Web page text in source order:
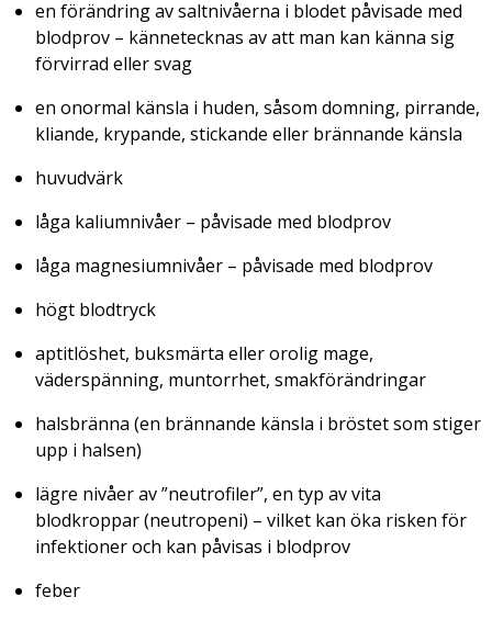
en förändring av saltnivåerna i blodet påvisade med
blodprov – kännetecknas av att man kan känna sig
förvirrad eller svag
en onormal känsla i huden, såsom domning, pirrande,
kliande, krypande, stickande eller brännande känsla
huvudvärk
låga kaliumnivåer – påvisade med blodprov
låga magnesiumnivåer – påvisade med blodprov
högt blodtryck
aptitlöshet, buksmärta eller orolig mage,
väderspänning, muntorrhet, smakförändringar
halsbränna (en brännande känsla i bröstet som stiger
upp i halsen)
lägre nivåer av ”neutrofiler”, en typ av vita
blodkroppar (neutropeni) – vilket kan öka risken för
infektioner och kan påvisas i blodprov
feber